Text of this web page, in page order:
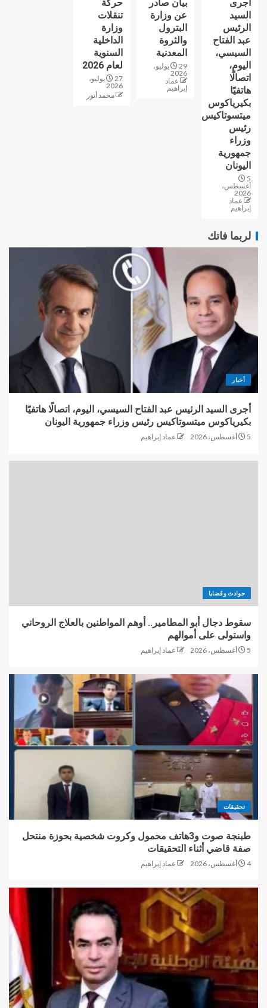
أجرى
السيد
الرئيس
عبد الفتاح
السيسي،
اليوم،
اتصالًا
هاتفيًا
بكيرياكوس
ميتسوتاكيس
رئيس
وزراء
جمهورية
اليونان
5
أغسطس،
2026
عماد
إبراهيم
بيان صادر
عن وزارة
البترول
والثروة
المعدنية
29 يوليو،
2026
عماد
إبراهيم
حركة
تنقلات
وزارة
الداخلية
السنوية
لعام 2026
27 يوليو،
2026
محمد أنور
لربما فاتك
أخبار
أجرى السيد الرئيس عبد الفتاح السيسي، اليوم، اتصالًا هاتفيًا
بكيرياكوس ميتسوتاكيس رئيس وزراء جمهورية اليونان
5 أغسطس، 2026 عماد إبراهيم
حوادث وقضايا
سقوط دجال أبو المطامير.. أوهم المواطنين بالعلاج الروحاني
واستولى على أموالهم
5 أغسطس، 2026 عماد إبراهيم
تحقيقات
طبنجة صوت و3هاتف محمول وكروت شخصية بحوزة منتحل
صفة قاضي أثناء التحقيقات
4 أغسطس، 2026 عماد إبراهيم